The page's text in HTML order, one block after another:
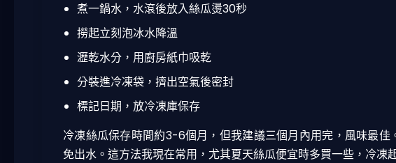
煮一鍋水，水滾後放入絲瓜燙30秒
撈起立刻泡冰水降溫
瀝乾水分，用廚房紙巾吸乾
分裝進冷凍袋，擠出空氣後密封
標記日期，放冷凍庫保存
冷凍絲瓜保存時間約3-6個月，但我建議三個月內用完，風味最
免出水。這方法我現在常用，尤其夏天絲瓜便宜時多買一些，冷凍